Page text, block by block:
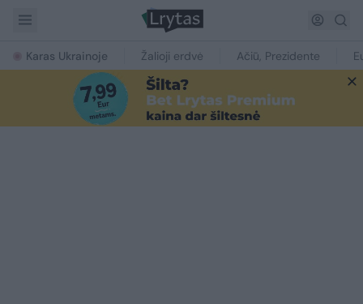
Karas Ukrainoje Žalioji erdvė Ačiū, Prezidente